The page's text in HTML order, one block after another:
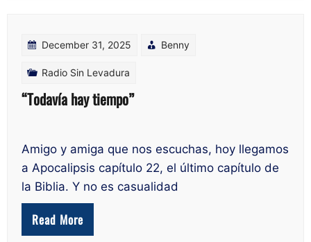
December 31, 2025 Benny
Radio Sin Levadura
“Todavía hay tiempo”
Amigo y amiga que nos escuchas, hoy llegamos
a Apocalipsis capítulo 22, el último capítulo de
la Biblia. Y no es casualidad
Read More